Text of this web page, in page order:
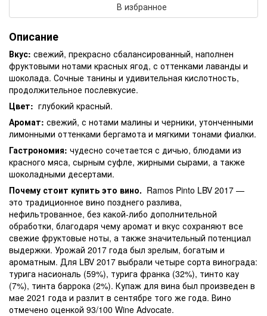
В избранное
Описание
Вкус: свежий, прекрасно сбалансированный, наполнен
фруктовыми нотами красных ягод, с оттенками лаванды и
шоколада. Сочные танины и удивительная кислотность,
продолжительное послевкусие.
Цвет: глубокий красный.
Аромат: свежий, с нотами малины и черники, утонченными
лимонными оттенками бергамота и мягкими тонами фиалки.
Гастрономия: чудесно сочетается с дичью, блюдами из
красного мяса, сырным суфле, жирными сырами, а также
шоколадными десертами.
Почему стоит купить это вино. Ramos Pinto LBV 2017 —
это традиционное вино позднего разлива,
нефильтрованное, без какой-либо дополнительной
обработки, благодаря чему аромат и вкус сохраняют все
свежие фруктовые ноты, а также значительный потенциал
выдержки. Урожай 2017 года был зрелым, богатым и
ароматным. Для LBV 2017 выбрали четыре сорта винограда:
турига насиональ (59%), турига франка (32%), тинто кау
(7%), тинта баррока (2%). Купаж для вина был произведен в
мае 2021 года и разлит в сентябре того же года. Вино
отмечено оценкой 93/100 Wine Advocate.